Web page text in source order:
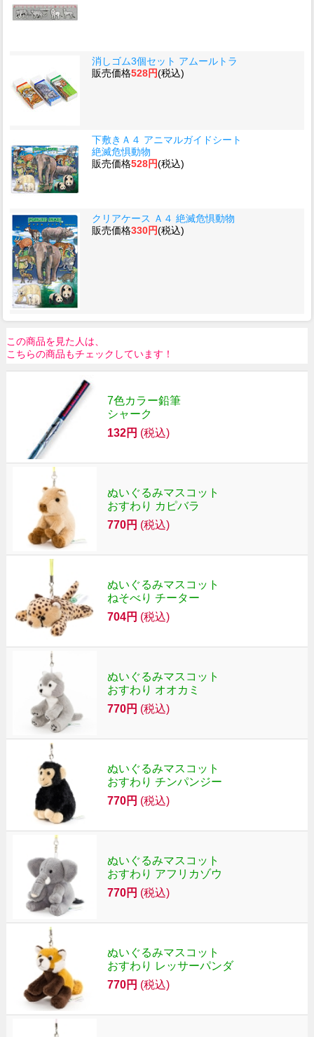
消しゴム3個セット アムールトラ
販売価格528円(税込)
下敷きＡ４ アニマルガイドシート
絶滅危惧動物
販売価格528円(税込)
クリアケース Ａ４ 絶滅危惧動物
販売価格330円(税込)
この商品を見た人は、
こちらの商品もチェックしています！
7色カラー鉛筆
シャーク
132円 (税込)
ぬいぐるみマスコット
おすわり カピバラ
770円 (税込)
ぬいぐるみマスコット
ねそべり チーター
704円 (税込)
ぬいぐるみマスコット
おすわり オオカミ
770円 (税込)
ぬいぐるみマスコット
おすわり チンパンジー
770円 (税込)
ぬいぐるみマスコット
おすわり アフリカゾウ
770円 (税込)
ぬいぐるみマスコット
おすわり レッサーパンダ
770円 (税込)